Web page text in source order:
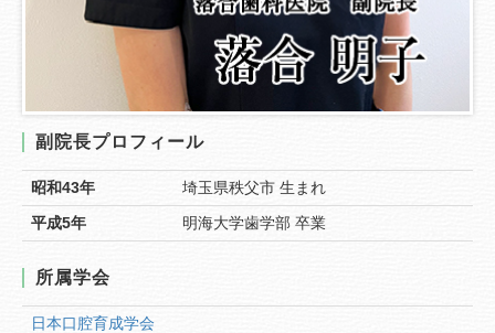
副院長プロフィール
昭和43年 埼玉県秩父市 生まれ
平成5年 明海大学歯学部 卒業
所属学会
日本口腔育成学会